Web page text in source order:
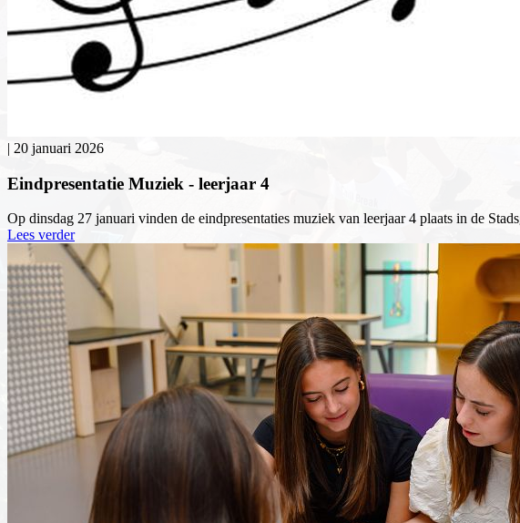
| 20 januari 2026
Eindpresentatie Muziek - leerjaar 4
Op dinsdag 27 januari vinden de eindpresentaties muziek van leerjaar 4 plaats in de
Lees verder